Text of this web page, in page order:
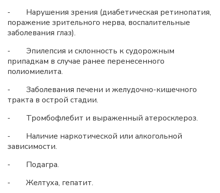
- Нарушения зрения (диабетическая ретинопатия,
поражение зрительного нерва, воспалительные
заболевания глаз).
- Эпилепсия и склонность к судорожным
припадкам в случае ранее перенесенного
полиомиелита.
- Заболевания печени и желудочно-кишечного
тракта в острой стадии.
- Тромбофлебит и выраженный атеросклероз.
- Наличие наркотической или алкогольной
зависимости.
- Подагра.
- Желтуха, гепатит.